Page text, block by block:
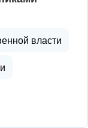
власти